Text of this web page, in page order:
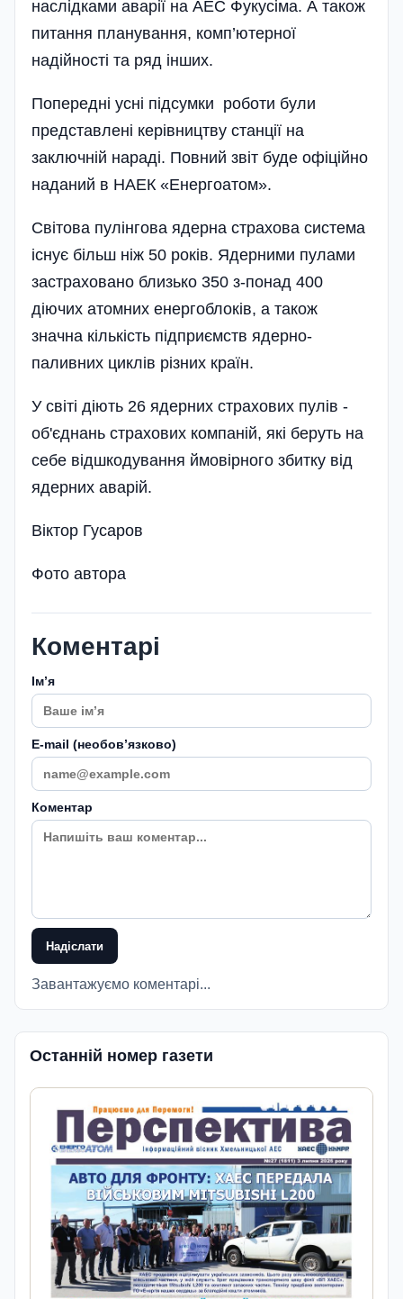
наслідками аварії на АЕС Фукусіма. А також
питання планування, комп’ютерної
надійності та ряд інших.
Попередні усні підсумки роботи були
представлені керівництву станції на
заключній нараді. Повний звіт буде офіційно
наданий в НАЕК «Енергоатом».
Світова пулінгова ядерна страхова система
існує більш ніж 50 років. Ядерними пулами
застраховано близько 350 з-понад 400
діючих атомних енергоблоків, а також
значна кількість підприємств ядерно-
паливних циклів різних країн.
У світі діють 26 ядерних страхових пулів -
об'єднань страхових компаній, які беруть на
себе відшкодування ймовірного збитку від
ядерних аварій.
Віктор Гусаров
Фото автора
Коментарі
Імʼя
E-mail (необовʼязково)
Коментар
Надіслати
Завантажуємо коментарі...
Останній номер газети